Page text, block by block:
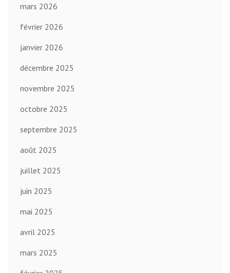
mars 2026
février 2026
janvier 2026
décembre 2025
novembre 2025
octobre 2025
septembre 2025
août 2025
juillet 2025
juin 2025
mai 2025
avril 2025
mars 2025